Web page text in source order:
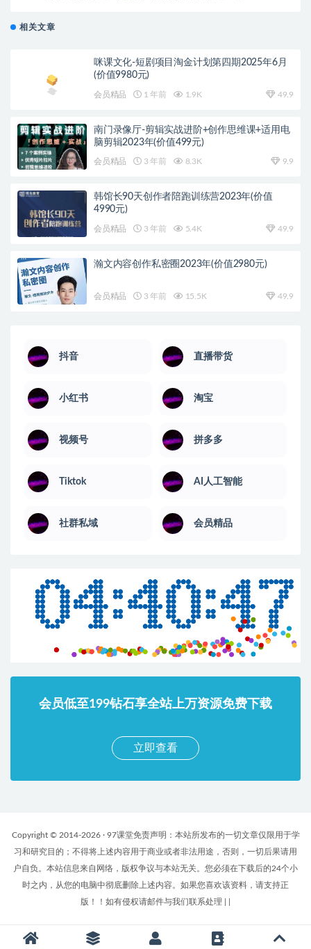
相关文章
咪课文化-短剧项目淘金计划第四期2025年6月
(价值9980元)
会员精品 1 年前 1.9K 49.9
南门录像厅-剪辑实战进阶+创作思维课+适用电
脑剪辑2023年(价值499元)
会员精品 3 年前 8.3K 9.9
韩馆长90天创作者陪跑训练营2023年(价值
4990元)
会员精品 3 年前 5.4K 49.9
瀚文内容创作私密圈2023年(价值2980元)
会员精品 3 年前 15.5K 49.9
抖音 直播带货
小红书 淘宝
视频号 拼多多
Tiktok AI人工智能
社群私域 会员精品
会员低至199钻石享全站上万资源免费下载
立即查看
Copyright © 2014-2026 · 97课堂免责声明：本站所发布的一切文章仅限用于学
习和研究目的；不得将上述内容用于商业或者非法用途，否则，一切后果请用
户自负。本站信息来自网络，版权争议与本站无关。您必须在下载后的24个小
时之内，从您的电脑中彻底删除上述内容。如果您喜欢该资料，请支持正
版！！如有侵权请邮件与我们联系处理